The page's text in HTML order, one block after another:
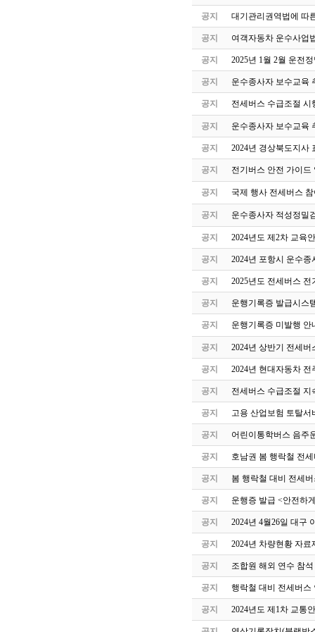
공지 대기관리권역법에 따
공지 여객자동차 운수사업
공지 2025년 1월 2월 운전
공지 운수종사자 보수교육
공지 전세버스 수급조절 시
공지 운수종사자 보수교육
공지 2024년 경상북도지사
공지 전기버스 안전 가이드
공지 국제 행사 전세버스
공지 운수종사자 적성정밀
공지 2024년도 제2차 교육
공지 2024년 포항시 운수
공지 2025년도 전세버스
공지 운행기록증 발급시스
공지 운행기록증 미발행 안
공지 2024년 상반기 전세
공지 2024년 현대자동차
공지 전세버스 수급조절 지
공지 고용 산업보험 토탈서
공지 어린이통학버스 음주
공지 호남권 봄 행락철 전
공지 봄 행락철 대비 전세
공지 운행증 발급 <안전하
공지 2024년 4월26일 대구
공지 2024년 차량현황 자료
공지 조합원 해외 연수 참
공지 행락철 대비 전세버스
공지 2024년도 제1차 교통